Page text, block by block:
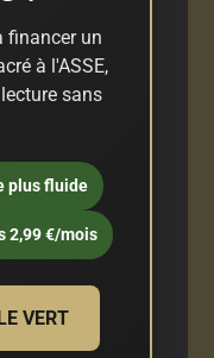
financer un
à l'ASSE,
sans
plus fluide
2,99 €/mois
VERT